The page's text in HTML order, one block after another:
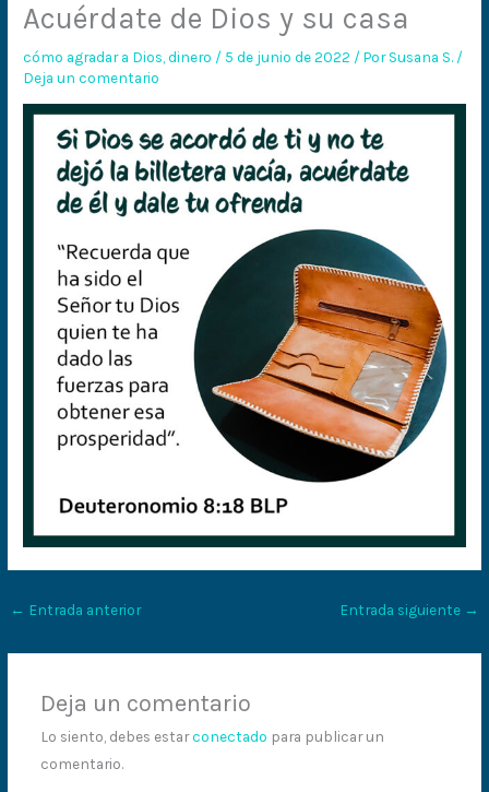
Acuérdate de Dios y su casa
cómo agradar a Dios,dinero / 5 de junio de 2022 / PorSusana S. /
Deja un comentario
← Entrada anterior Entrada siguiente →
Deja un comentario
Lo siento, debes estarconectado para publicar un
comentario.